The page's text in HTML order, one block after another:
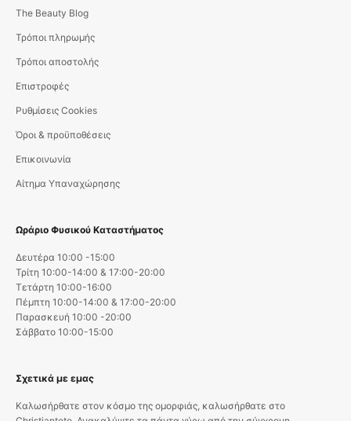
The Beauty Blog
Τρόποι πληρωμής
Τρόποι αποστολής
Επιστροφές
Ρυθμίσεις Cookies
Όροι & προϋποθέσεις
Επικοινωνία
Αίτημα Υπαναχώρησης
Ωράριο Φυσικού Καταστήματος
Δευτέρα 10:00 -15:00
Τρίτη 10:00-14:00 & 17:00-20:00
Τετάρτη 10:00-16:00
Πέμπτη 10:00-14:00 & 17:00-20:00
Παρασκευή 10:00 -20:00
Σάββατο 10:00-15:00
Σχετικά με εμας
Καλωσήρθατε στον κόσμο της ομορφιάς, καλωσήρθατε στο